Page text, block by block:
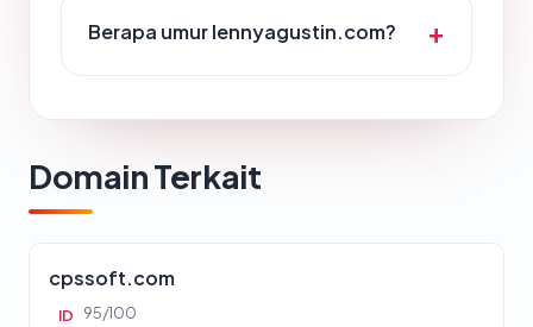
Berapa umur lennyagustin.com?
Domain Terkait
cpssoft.com
ID 95/100